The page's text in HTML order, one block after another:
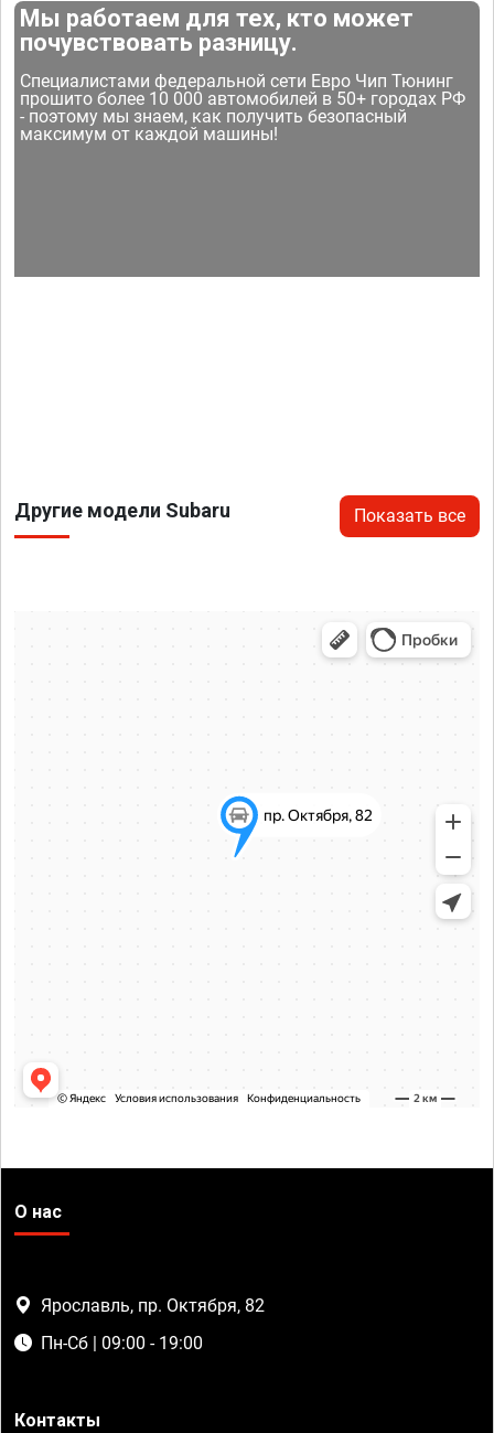
Мы работаем для тех, кто может
почувствовать разницу.
Специалистами федеральной сети Евро Чип Тюнинг
прошито более 10 000 автомобилей в 50+ городах РФ
- поэтому мы знаем, как получить безопасный
максимум от каждой машины!
Другие модели Subaru Показать все
О нас
Ярославль, пр. Октября, 82
Пн-Сб | 09:00 - 19:00
Контакты